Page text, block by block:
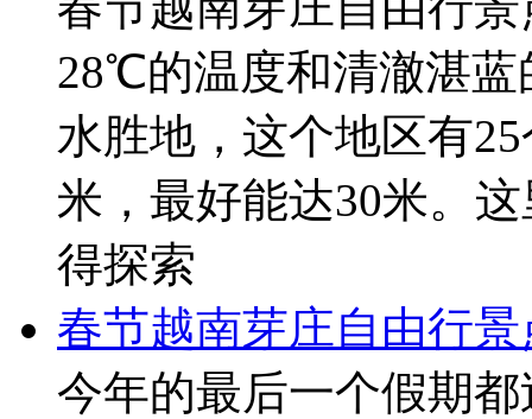
28℃的温度和清澈湛蓝
水胜地，这个地区有
米，最好能达30米。
得探索
春节越南芽庄自由行
今年的最后一个假期